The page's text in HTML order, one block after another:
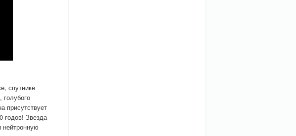
спутнике
присутствует
годов! Звезда
нейтронную